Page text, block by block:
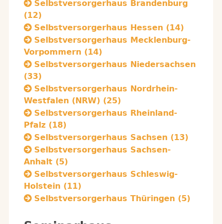
Selbstversorgerhaus Brandenburg
(12)
Selbstversorgerhaus Hessen (14)
Selbstversorgerhaus Mecklenburg-
Vorpommern (14)
Selbstversorgerhaus Niedersachsen
(33)
Selbstversorgerhaus Nordrhein-
Westfalen (NRW) (25)
Selbstversorgerhaus Rheinland-
Pfalz (18)
Selbstversorgerhaus Sachsen (13)
Selbstversorgerhaus Sachsen-
Anhalt (5)
Selbstversorgerhaus Schleswig-
Holstein (11)
Selbstversorgerhaus Thüringen (5)